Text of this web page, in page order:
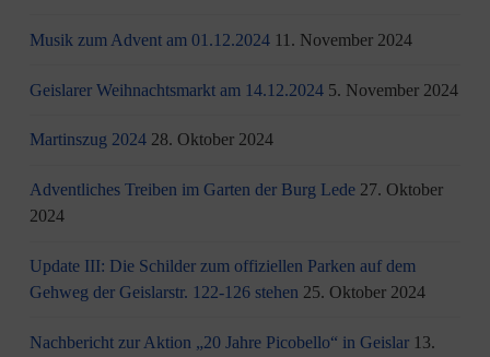
Musik zum Advent am 01.12.2024 11. November 2024
Geislarer Weihnachtsmarkt am 14.12.2024 5. November 2024
Martinszug 2024 28. Oktober 2024
Adventliches Treiben im Garten der Burg Lede 27. Oktober
2024
Update III: Die Schilder zum offiziellen Parken auf dem
Gehweg der Geislarstr. 122-126 stehen 25. Oktober 2024
Nachbericht zur Aktion „20 Jahre Picobello“ in Geislar 13.